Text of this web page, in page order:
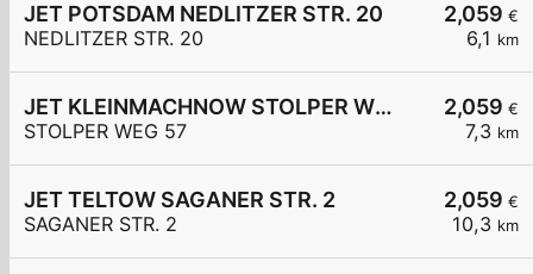
2,059 €
6,1 km
JET POTSDAM NEDLITZER STR. 20
NEDLITZER STR. 20
2,059 €
7,3 km
JET KLEINMACHNOW STOLPER WEG 57
STOLPER WEG 57
2,059 €
10,3 km
JET TELTOW SAGANER STR. 2
SAGANER STR. 2